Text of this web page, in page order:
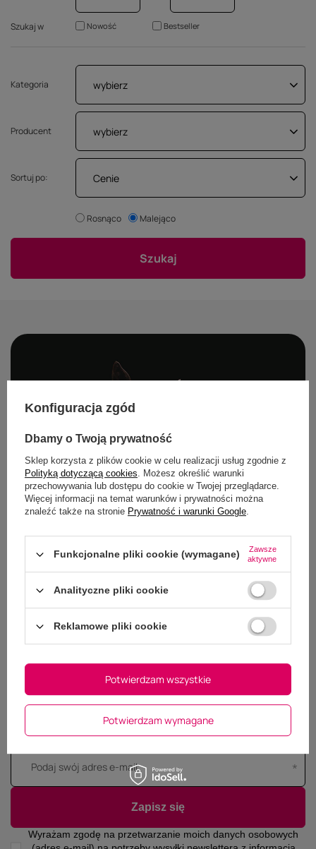
Szukaj w Nowość Bestseller
Kategoria wybierz
Producent wybierz
Sortuj po: Cenie
Rosnąco Malejąco
Szukaj
Dołącz do #FebroTeam..!
Newsletter rozsyłamy rzadko, ale wierz mi - tylko
informacje, których nie chcesz przegapić!
Podaj swoje imię
Podaj swój adres e-mail
Wyrażam zgodę na przetwarzanie moich danych osobowych
Zapisz się
Konfiguracja zgód
Dbamy o Twoją prywatność
Sklep korzysta z plików cookie w celu realizacji usług zgodnie z
Polityką dotyczącą cookies. Możesz określić warunki
przechowywania lub dostępu do cookie w Twojej przeglądarce.
Więcej informacji na temat warunków i prywatności można
znaleźć także na stronie Prywatność i warunki Google.
Funkcjonalne pliki cookie (wymagane)
Zawsze
aktywne
Analityczne pliki cookie
Reklamowe pliki cookie
Potwierdzam wymagane
Potwierdzam wszystkie